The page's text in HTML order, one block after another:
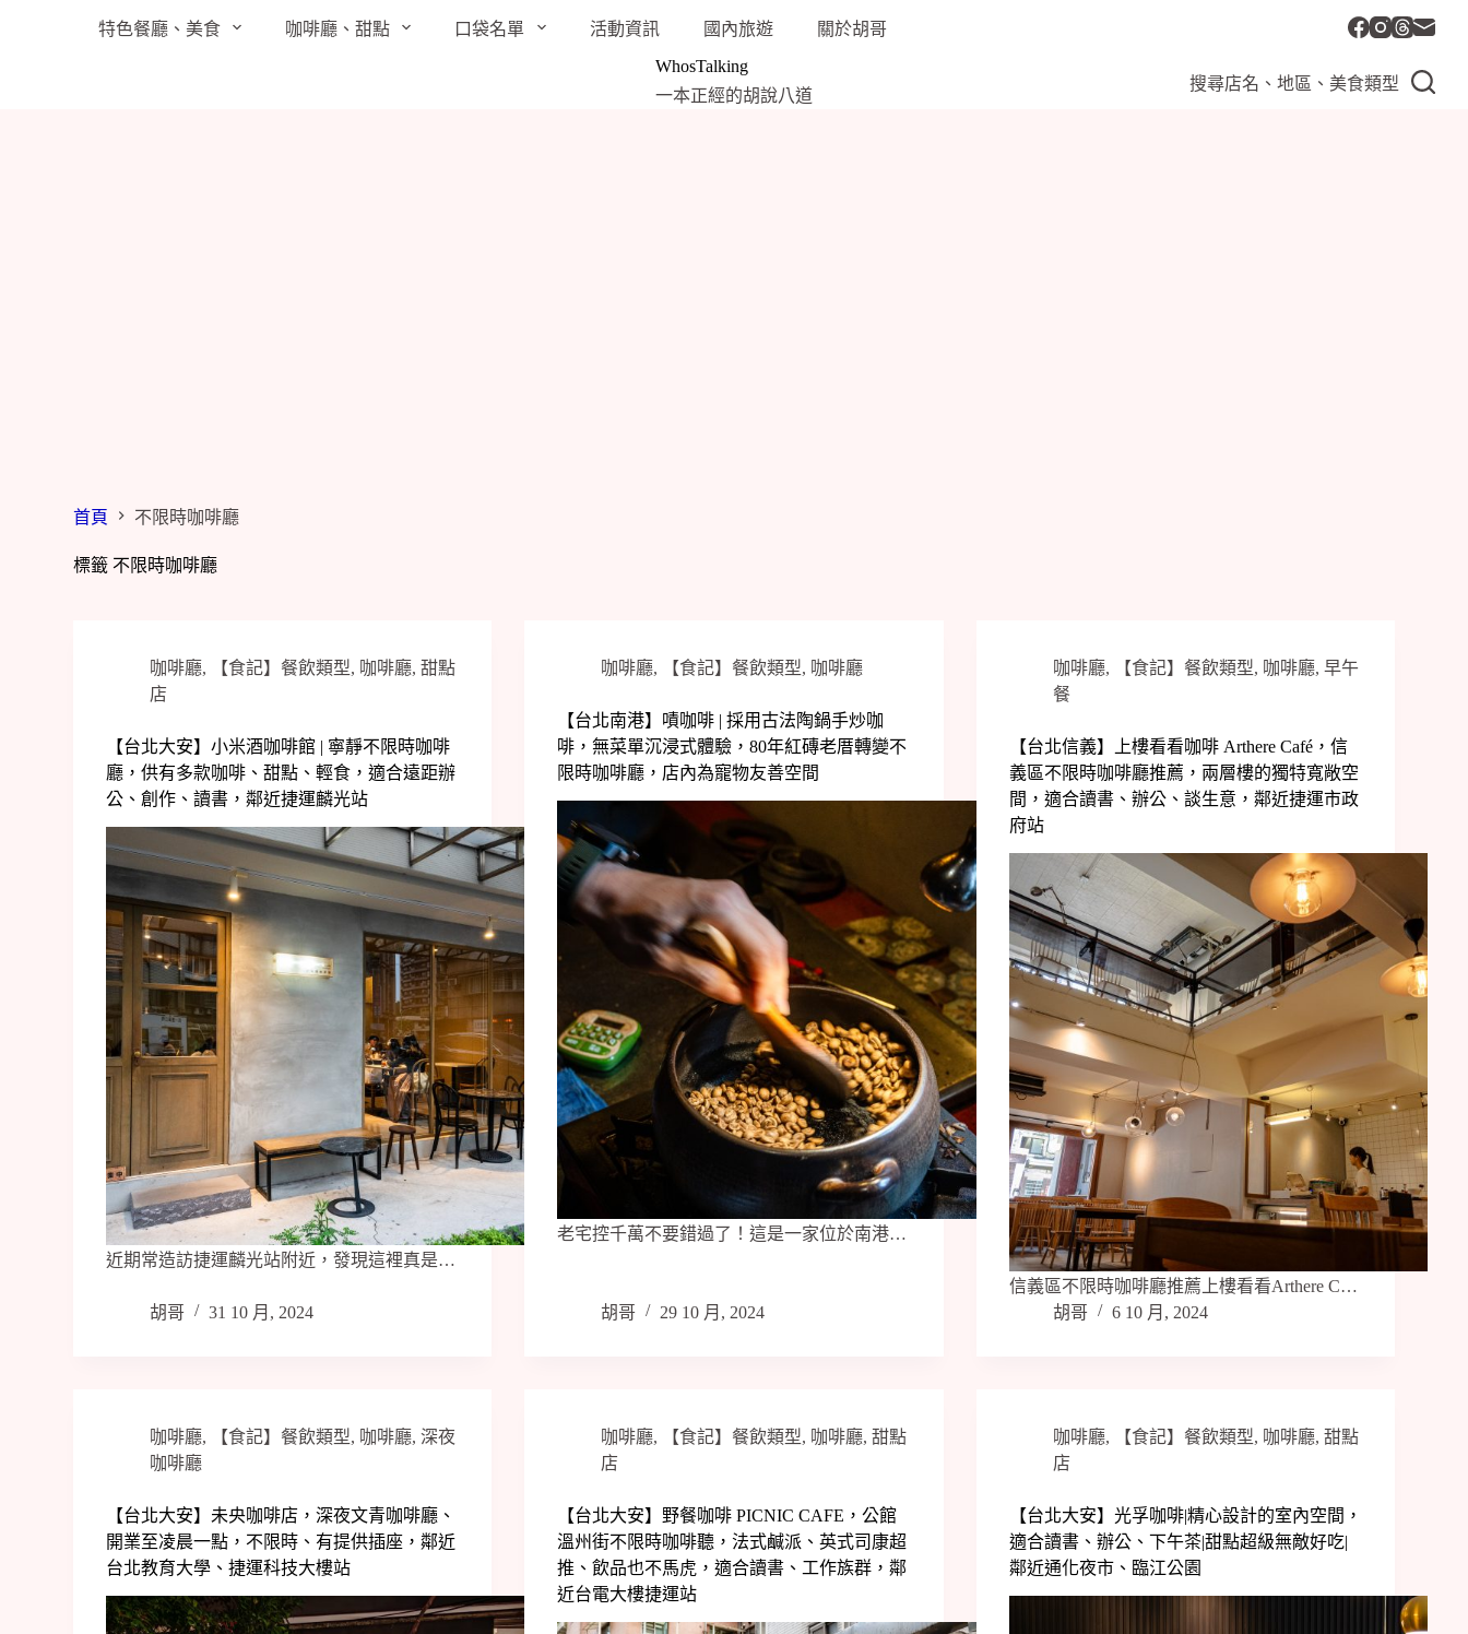
特色餐廳、美食 咖啡廳、甜點 口袋名單 活動資訊 國內旅遊
關於胡哥
WhosTalking
一本正經的胡說八道
搜尋店名、地區、美食類型
首頁 不限時咖啡廳
標籤 不限時咖啡廳
咖啡廳, 【食記】餐飲類型, 咖啡廳,甜點
店
【台北大安】小米酒咖啡館 | 寧靜不限時咖啡
廳，供有多款咖啡、甜點、輕食，適合遠距辦
公、創作、讀書，鄰近捷運麟光站
近期常造訪捷運麟光站附近，發現這裡真是…
胡哥 31 10 月, 2024
咖啡廳, 【食記】餐飲類型, 咖啡廳
【台北南港】嘖咖啡 | 採用古法陶鍋手炒咖
啡，無菜單沉浸式體驗，80年紅磚老厝轉變不
限時咖啡廳，店內為寵物友善空間
老宅控千萬不要錯過了！這是一家位於南港…
胡哥 29 10 月, 2024
咖啡廳, 【食記】餐飲類型, 咖啡廳, 早午
餐
【台北信義】上樓看看咖啡 Arthere Café，信
義區不限時咖啡廳推薦，兩層樓的獨特寬敞空
間，適合讀書、辦公、談生意，鄰近捷運市政
府站
信義區不限時咖啡廳推薦上樓看看Arthere C…
胡哥
6 10 月, 2024
咖啡廳, 【食記】餐飲類型, 咖啡廳,深夜
咖啡廳
【台北大安】未央咖啡店，深夜文青咖啡廳、
開業至凌晨一點，不限時、有提供插座，鄰近
台北教育大學、捷運科技大樓站
咖啡廳, 【食記】餐飲類型, 咖啡廳,甜點
店
【台北大安】野餐咖啡 PICNIC CAFE，公館
溫州街不限時咖啡聽，法式鹹派、英式司康超
推、飲品也不馬虎，適合讀書、工作族群，鄰
近台電大樓捷運站
咖啡廳, 【食記】餐飲類型, 咖啡廳, 甜點
店
【台北大安】光孚咖啡|精心設計的室內空間，
適合讀書、辦公、下午茶|甜點超級無敵好吃|
鄰近通化夜市、臨江公園